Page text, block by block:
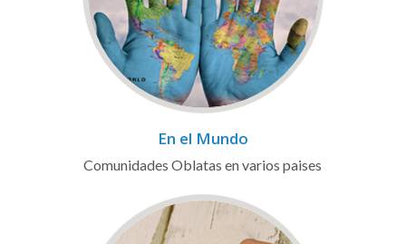
En el Mundo
Comunidades Oblatas en varios paises